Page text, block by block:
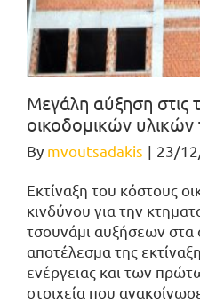
Μεγάλη αύξηση στις
οικοδομικών
By mvoutsadakis | 23/
Εκτίναξη του κόστους
κινδύνου για την
τσουνάμι αυξήσεων στα
αποτέλεσμα της
ενέργειας και των
στοιχεία που